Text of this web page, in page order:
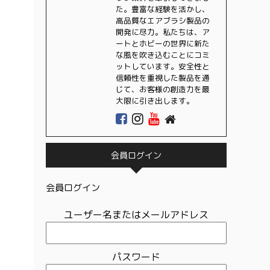
た。豊富な経験を活かし、
高品質なエアブラシ製品の
開発に尽力。私たちは、ア
ートとホビーの世界に新た
な風を吹き込むことにコミ
ットしています。安全性と
信頼性を重視した製品を通
じて、お客様の創造力を最
大限に引き出します。
会員ログイン
会員ログイン
ユーザー名またはメールアドレス
パスワード